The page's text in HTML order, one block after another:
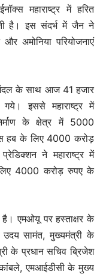
महाराष्ट्र में हरित
है। इस संदर्भ में जैन ने
अमोनिया परियोजनाएं
के साथ आज 41 हजार
इससे महाराष्ट्र में
के क्षेत्र में 5000
हब के लिए 4000 करोड़
ने महाराष्ट्र में
4000 करोड़ रुपए के
है। एमओयू पर हस्ताक्षर के
उदय सामंत, मुख्यमंत्री के
के प्रधान सचिव ब्रिजेश
कांबले, एमआईडीसी के मुख्य